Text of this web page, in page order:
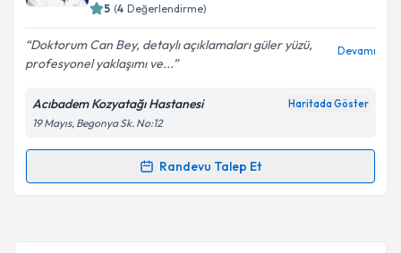
Kişisel verilerimin işlenmesine ilişkin
Aydınlatma
Metni'ni okudum ve kişisel verilerimin belirtilen
kapsamda işlenmesini kabul ediyorum.
5 (4 Değerlendirme)
Doktorum Can Bey, detaylı açıklamaları güler yüzü,
profesyonel yaklaşımı ve...
Devamı
Acıbadem Kozyatağı Hastanesi Haritada Göster
19 Mayıs, Begonya Sk. No:12
Randevu Talep Et
Randevu Takvimi Talebi